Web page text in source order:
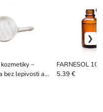
–
bez lepivosti a
50 g
FARNESOL
5.39 €